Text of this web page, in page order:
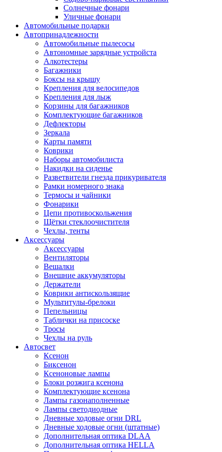
Солнечные фонари
Уличные фонари
Автомобильные подарки
Автопринадлежности
Автомобильные пылесосы
Автономные зарядные устройста
Алкотестеры
Багажники
Боксы на крышу
Крепления для велосипедов
Крепления для лыж
Корзины для багажников
Комплектующие багажников
Дефлекторы
Зеркала
Карты памяти
Коврики
Наборы автомобилиста
Накидки на сиденье
Разветвители гнезда прикуривателя
Рамки номерного знака
Термосы и чайники
Фонарики
Цепи противоскольжения
Щётки стеклоочистителя
Чехлы, тенты
Аксессуары
Аксессуары
Вентиляторы
Вешалки
Внешние аккумуляторы
Держатели
Коврики антискользящие
Мультитулы-брелоки
Пепельницы
Таблички на присоске
Тросы
Чехлы на руль
Автосвет
Ксенон
Биксенон
Ксеноновые лампы
Блоки розжига ксенона
Комплектующие ксенона
Лампы газонаполненные
Лампы светодиодные
Дневные ходовые огни DRL
Дневные ходовые огни (штатные)
Дополнительная оптика DLAA
Дополнительная оптика HELLA